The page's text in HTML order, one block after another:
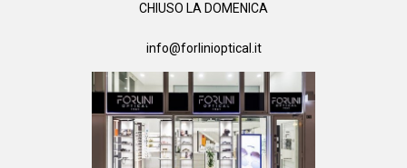
CHIUSO LA DOMENICA
info@forlinioptical.it